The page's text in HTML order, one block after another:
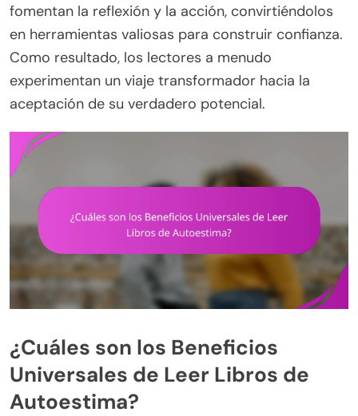
fomentan la reflexión y la acción, convirtiéndolos
en herramientas valiosas para construir confianza.
Como resultado, los lectores a menudo
experimentan un viaje transformador hacia la
aceptación de su verdadero potencial.
¿Cuáles son los Beneficios
Universales de Leer Libros de
Autoestima?